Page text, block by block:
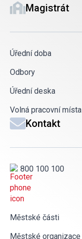
Magistrát
Úřední doba
Odbory
Úřední deska
Volná pracovní místa
Kontakt
800 100 100
Městské části
Městské organizace